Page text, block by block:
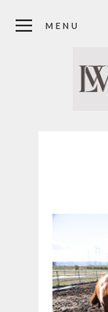
MENU